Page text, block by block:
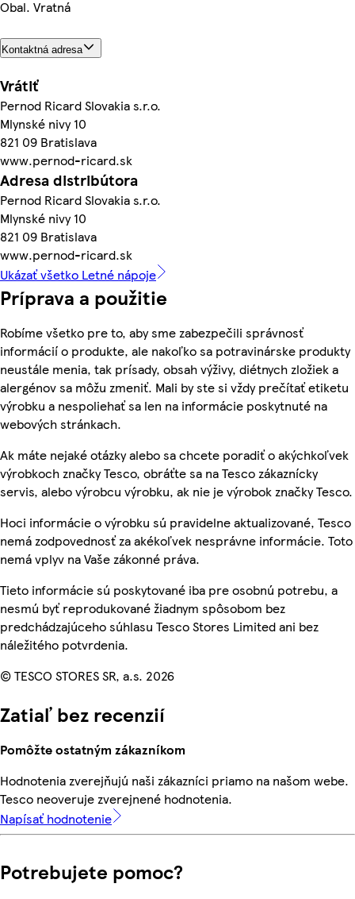
Obal. Vratná
Kontaktná adresa
Vrátiť
Pernod Ricard Slovakia s.r.o.
Mlynské nivy 10
821 09 Bratislava
www.pernod-ricard.sk
Adresa distribútora
Pernod Ricard Slovakia s.r.o.
Mlynské nivy 10
821 09 Bratislava
www.pernod-ricard.sk
Ukázať všetko Letné nápoje
Príprava a použitie
Robíme všetko pre to, aby sme zabezpečili správnosť
informácií o produkte, ale nakoľko sa potravinárske produkty
neustále menia, tak prísady, obsah výživy, diétnych zložiek a
alergénov sa môžu zmeniť. Mali by ste si vždy prečítať etiketu
výrobku a nespoliehať sa len na informácie poskytnuté na
webových stránkach.
Ak máte nejaké otázky alebo sa chcete poradiť o akýchkoľvek
výrobkoch značky Tesco, obráťte sa na Tesco zákaznícky
servis, alebo výrobcu výrobku, ak nie je výrobok značky Tesco.
Hoci informácie o výrobku sú pravidelne aktualizované, Tesco
nemá zodpovednosť za akékoľvek nesprávne informácie. Toto
nemá vplyv na Vaše zákonné práva.
Tieto informácie sú poskytované iba pre osobnú potrebu, a
nesmú byť reprodukované žiadnym spôsobom bez
predchádzajúceho súhlasu Tesco Stores Limited ani bez
náležitého potvrdenia.
© TESCO STORES SR, a.s. 2026
Zatiaľ bez recenzií
Pomôžte ostatným zákazníkom
Hodnotenia zverejňujú naši zákazníci priamo na našom webe.
Tesco neoveruje zverejnené hodnotenia.
Napísať hodnotenie
Potrebujete pomoc?